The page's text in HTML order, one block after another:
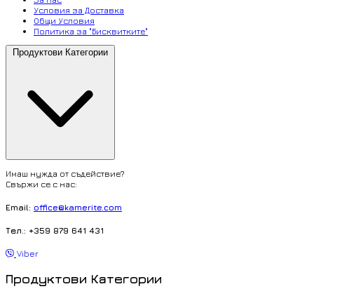
Условия за Доставка
Общи Условия
Политика за "Бисквитките"
Продуктови Категории
Имаш нужда от съдействие?
Свържи се с нас:
Email: office@kamerite.com
Тел.: +359 879 641 431
Viber
Продуктови Категории